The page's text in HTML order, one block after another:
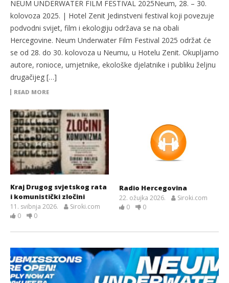
NEUM UNDERWATER FILM FESTIVAL 2025Neum, 28. – 30.
kolovoza 2025. | Hotel Zenit Jedinstveni festival koji povezuje
podvodni svijet, film i ekologiju održava se na obali
Hercegovine. Neum Underwater Film Festival 2025 održat će
se od 28. do 30. kolovoza u Neumu, u Hotelu Zenit. Okupljamo
autore, ronioce, umjetnike, ekološke djelatnike i publiku željnu
drugačijeg […]
READ MORE
Kraj Drugog svjetskog rata
i komunistički zločini
11. svibnja 2026.
Siroki.com
0
0
Radio Hercegovina
22. ožujka 2026.
Siroki.com
0
0